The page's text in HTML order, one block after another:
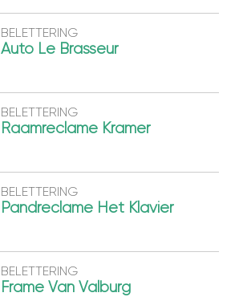
BELETTERING
Auto Le Brasseur
BELETTERING
Raamreclame Kramer
BELETTERING
Pandreclame Het Klavier
BELETTERING
Frame Van Valburg